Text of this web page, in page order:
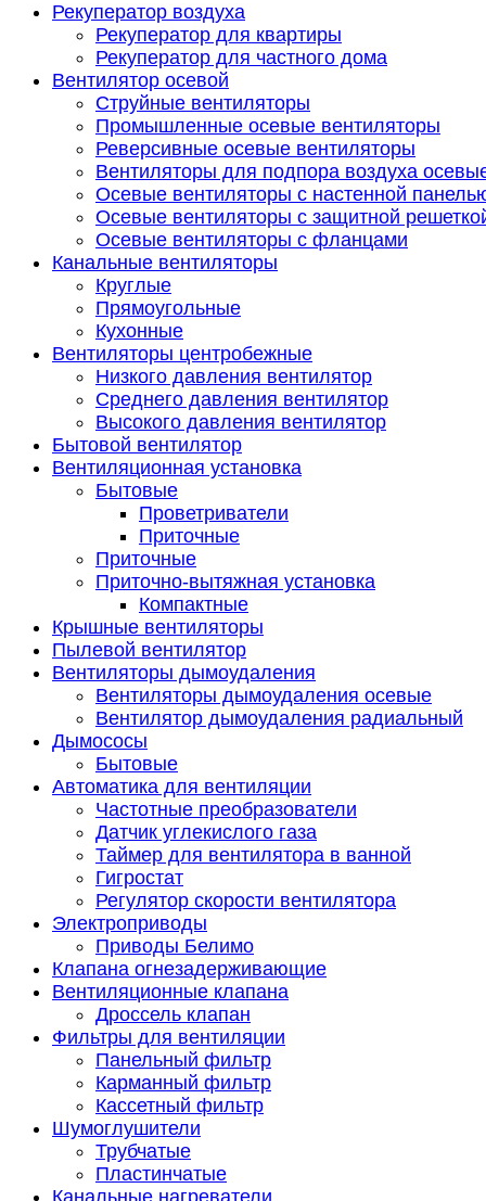
Рекуператор воздуха
Рекуператор для квартиры
Рекуператор для частного дома
Вентилятор осевой
Струйные вентиляторы
Промышленные осевые вентиляторы
Реверсивные осевые вентиляторы
Вентиляторы для подпора воздуха
Осевые вентиляторы с настенной
Осевые вентиляторы с защитной
Осевые вентиляторы с фланцами
Канальные вентиляторы
Круглые
Прямоугольные
Кухонные
Вентиляторы центробежные
Низкого давления вентилятор
Среднего давления вентилятор
Высокого давления вентилятор
Бытовой вентилятор
Вентиляционная установка
Бытовые
Проветриватели
Приточные
Приточные
Приточно-вытяжная установка
Компактные
Крышные вентиляторы
Пылевой вентилятор
Вентиляторы дымоудаления
Вентиляторы дымоудаления осевые
Вентилятор дымоудаления радиальный
Дымососы
Бытовые
Автоматика для вентиляции
Частотные преобразователи
Датчик углекислого газа
Таймер для вентилятора в ванной
Гигростат
Регулятор скорости вентилятора
Электроприводы
Приводы Белимо
Клапана огнезадерживающие
Вентиляционные клапана
Дроссель клапан
Фильтры для вентиляции
Панельный фильтр
Карманный фильтр
Кассетный фильтр
Шумоглушители
Трубчатые
Пластинчатые
Канальные нагреватели